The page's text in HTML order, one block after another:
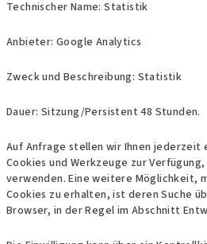
Technischer Name: Statistik
Anbieter: Google Analytics
Zweck und Beschreibung: Statistik
Dauer: Sitzung/Persistent 48 Stunden.
Auf Anfrage stellen wir Ihnen jederzeit
Cookies und Werkzeuge zur
verwenden. Eine weitere Möglichkeit,
Cookies zu erhalten, ist deren Suche
Browser, in der Regel im Abschnitt